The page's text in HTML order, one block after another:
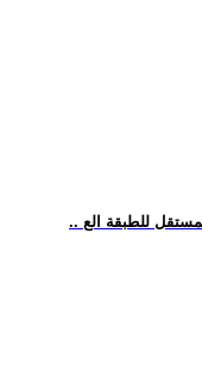
للطبقة الع